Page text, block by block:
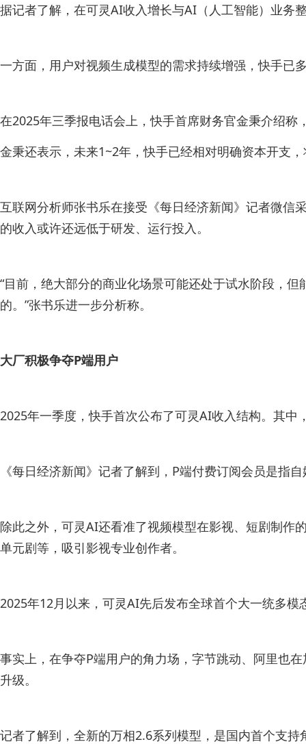
据记者了解，在可灵AI收入增长与AI（人工智能）业务
一方面，用户对视频生成模型的需求持续增强，快手已
在2025年三季报电话会上，快手首席财务官金秉介绍
金秉还表示，未来1~2年，快手已经相对明确资本开支
互联网分析师张书乐在接受《每日经济新闻》记者微信
的收入或许还远低于研发、运行投入。
“目前，绝大部分的商业化场景可能还处于试水阶段，
的。”张书乐进一步分析称。
大厂积极争夺P端用户
2025年一季度，快手首次公布了可灵AI收入结构。其
《每日经济新闻》记者了解到，P端付费订阅会员是指
除此之外，可灵AI还看准了视频模型在影视、短剧制作
单元剧等，吸引影视专业创作者。
2025年12月以来，可灵AI先后发布全球首个大一统多模
事实上，在争夺P端用户的角力场，字节跳动、阿里也
升级。
记者了解到，全新的万相2.6系列模型，是国内首个支